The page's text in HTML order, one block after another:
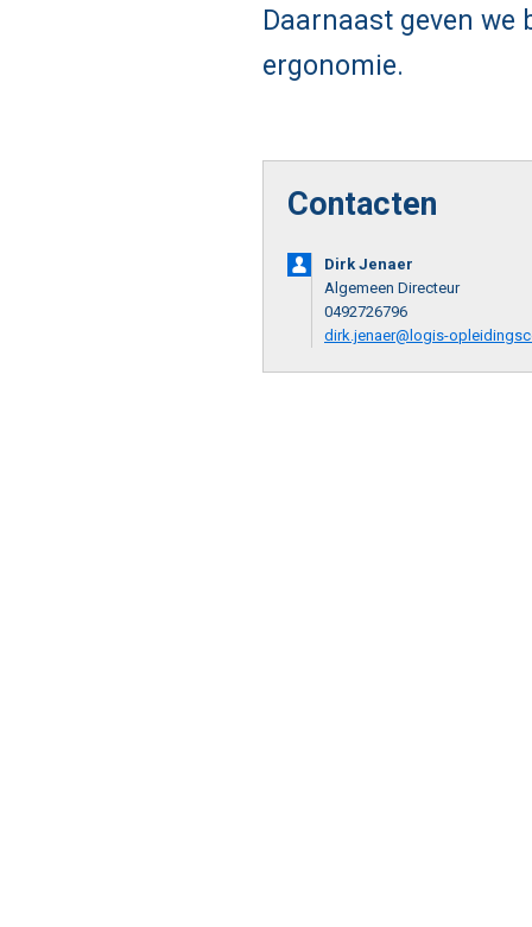
Daarnaast geven we
ergonomie.
Contacten
Dirk Jenaer
Algemeen Directeur
0492726796
dirk.jenaer@logis-